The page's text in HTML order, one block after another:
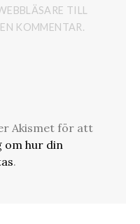
TILL
KOMMENTAR.
Akismet för att
om hur din
.